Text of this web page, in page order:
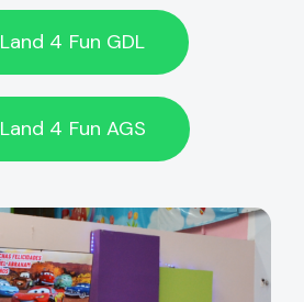
Land 4 Fun GDL
Land 4 Fun AGS